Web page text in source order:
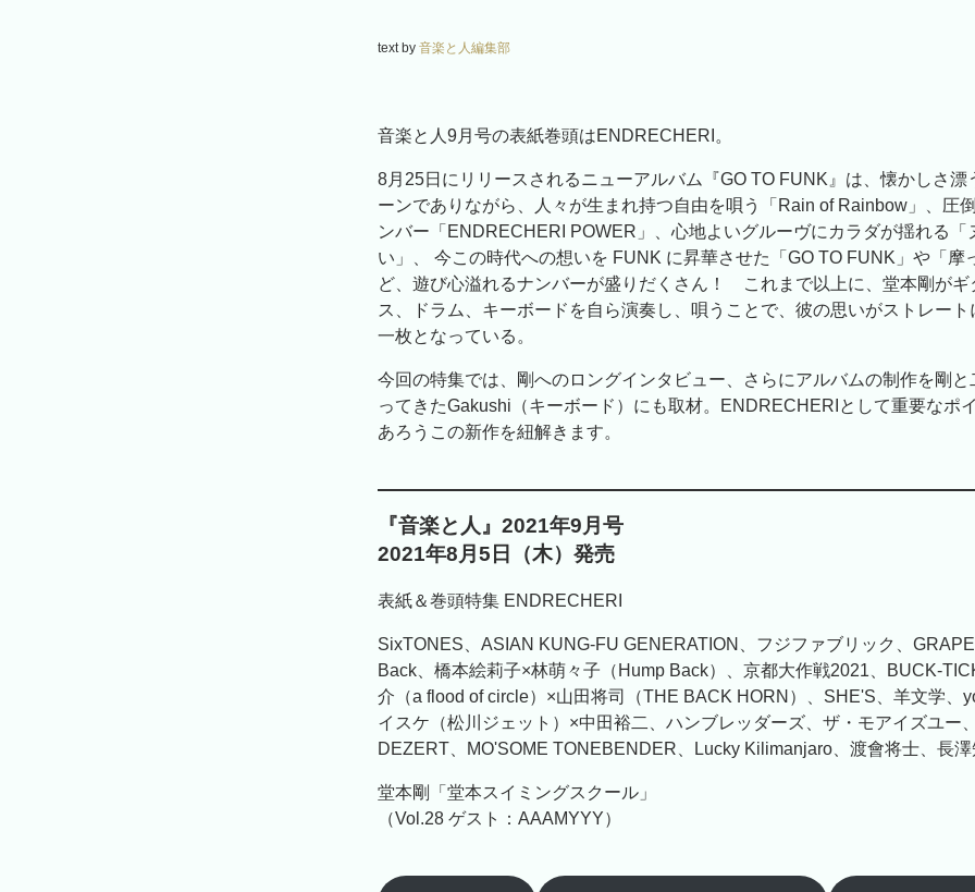
text by 音楽と人編集部
音楽と人9月号の表紙巻頭はENDRECHERI。
8月25日にリリースされるニューアルバム『GO TO FUNK』は、懐かしさ漂
ーンでありながら、人々が生まれ持つ自由を唄う「Rain of Rainbow」、圧
ンバー「ENDRECHERI POWER」、心地よいグルーヴにカラダが揺れる「
い」、 今この時代への想いを FUNK に昇華させた「GO TO FUNK」や「摩
ど、遊び心溢れるナンバーが盛りだくさん！ これまで以上に、堂本剛がギ
ス、ドラム、キーボードを自ら演奏し、唄うことで、彼の思いがストレー
一枚となっている。
今回の特集では、剛へのロングインタビュー、さらにアルバムの制作を剛と
ってきたGakushi（キーボード）にも取材。ENDRECHERIとして重要なポ
あろうこの新作を紐解きます。
『音楽と人』2021年9月号
2021年8月5日（木）発売
表紙＆巻頭特集 ENDRECHERI
SixTONES、ASIAN KUNG-FU GENERATION、フジファブリック、
Back、橋本絵莉子×林萌々子（Hump Back）、京都大作戦2021、BUCK-
介（a flood of circle）×山田将司（THE BACK HORN）、SHE'S、羊文学、
イスケ（松川ジェット）×中田裕二、ハンブレッダーズ、ザ・モアイズユー
DEZERT、MO'SOME TONEBENDER、Lucky Kilimanjaro、渡會将士、長
堂本剛「堂本スイミングスクール」
（Vol.28 ゲスト：AAAMYYY）